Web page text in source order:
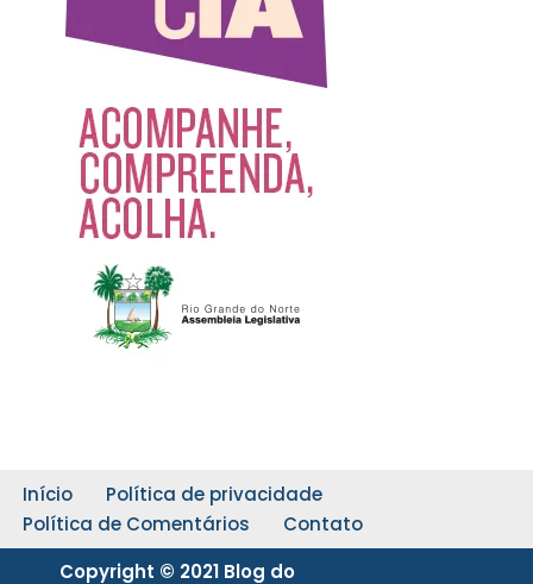
Início
Política de privacidade
Política de Comentários
Contato
Copyright © 2021 Blog do